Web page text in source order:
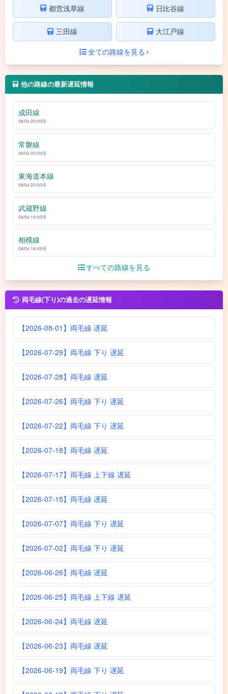
都営浅草線 日比谷線
三田線
大江戸線
全ての路線を見る
他の路線の最新遅延情報
成田線
08/04 20:00頃
常磐線
08/04 20:00頃
東海道本線
08/04 20:00頃
武蔵野線
08/04 19:00頃
相模線
08/04 18:45頃
すべての路線を見る
両毛線(下り)の過去の遅延情報
【2026-08-01】両毛線 遅延
【2026-07-29】両毛線 下り 遅延
【2026-07-28】両毛線 遅延
【2026-07-26】両毛線 下り 遅延
【2026-07-22】両毛線 下り 遅延
【2026-07-18】両毛線 遅延
【2026-07-17】両毛線 上下線 遅延
【2026-07-15】両毛線 遅延
【2026-07-07】両毛線 下り 遅延
【2026-07-02】両毛線 下り 遅延
【2026-06-26】両毛線 遅延
【2026-06-25】両毛線 上下線 遅延
【2026-06-24】両毛線 遅延
【2026-06-23】両毛線 遅延
【2026-06-19】両毛線 下り 遅延